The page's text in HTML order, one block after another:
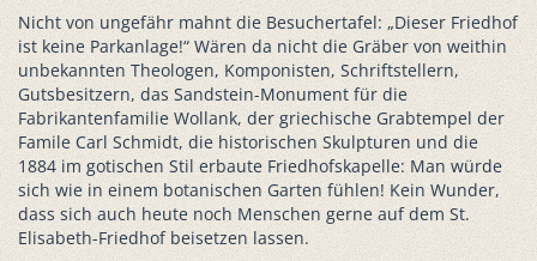
Nicht von ungefähr mahnt die Besuchertafel: „Dieser Friedhof
ist keine Parkanlage!“ Wären da nicht die Gräber von weithin
unbekannten Theologen, Komponisten, Schriftstellern,
Gutsbesitzern, das Sandstein-Monument für die
Fabrikantenfamilie Wollank, der griechische Grabtempel der
Famile Carl Schmidt, die historischen Skulpturen und die
1884 im gotischen Stil erbaute Friedhofskapelle: Man würde
sich wie in einem botanischen Garten fühlen! Kein Wunder,
dass sich auch heute noch Menschen gerne auf dem St.
Elisabeth-Friedhof beisetzen lassen.